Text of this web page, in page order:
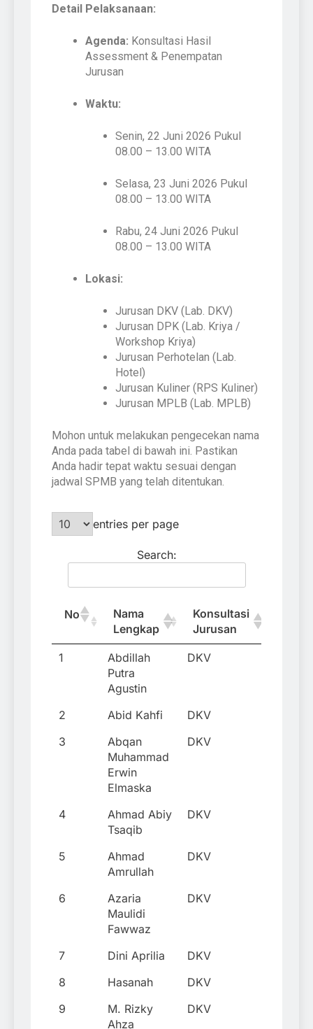
Detail Pelaksanaan:
Agenda: Konsultasi Hasil
Assessment & Penempatan
Jurusan
Waktu:
Senin, 22 Juni 2026 Pukul
08.00 – 13.00 WITA
Selasa, 23 Juni 2026 Pukul
08.00 – 13.00 WITA
Rabu, 24 Juni 2026 Pukul
08.00 – 13.00 WITA
Lokasi:
Jurusan DKV (Lab. DKV)
Jurusan DPK (Lab. Kriya /
Workshop Kriya)
Jurusan Perhotelan (Lab.
Hotel)
Jurusan Kuliner (RPS Kuliner)
Jurusan MPLB (Lab. MPLB)
Mohon untuk melakukan pengecekan nama
Anda pada tabel di bawah ini. Pastikan
Anda hadir tepat waktu sesuai dengan
jadwal SPMB yang telah ditentukan.
entries per page
Search:
No
Nama
Lengkap
Konsultasi
Jurusan
1
Abdillah
Putra
Agustin
DKV
2 Abid Kahfi
DKV
3
Abqan
Muhammad
Erwin
Elmaska
DKV
4
Ahmad Abiy
Tsaqib
DKV
5
Ahmad
Amrullah
DKV
6
Azaria
Maulidi
Fawwaz
DKV
7 Dini Aprilia
DKV
8
Hasanah
DKV
9
M. Rizky
Ahza
DKV